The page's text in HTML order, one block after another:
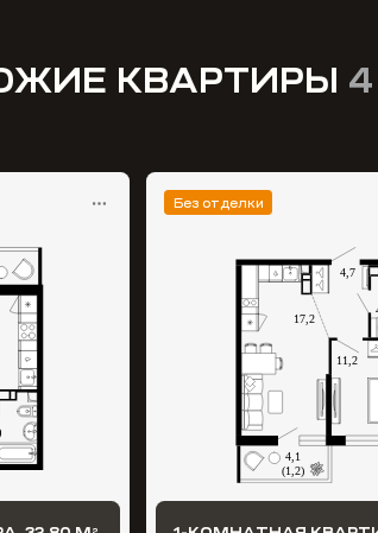
КВАРТИРЫ 4
2
Без отделки